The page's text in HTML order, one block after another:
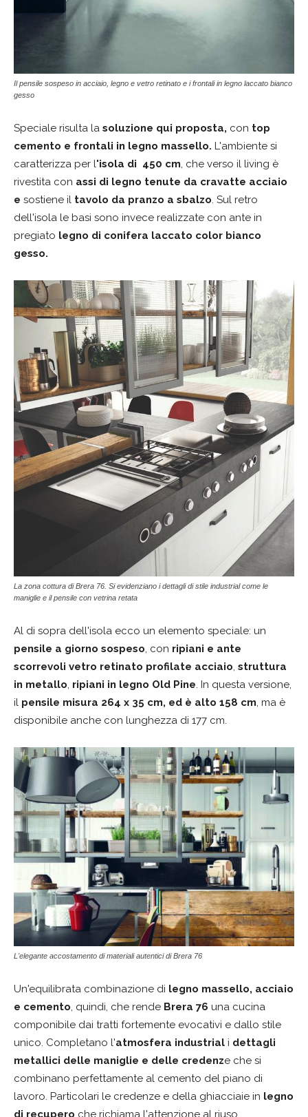
Il pensile sospeso in acciaio, legno e vetro retinato e i frontali in legno laccato bianco
gesso
Speciale risulta la soluzione qui proposta, con top
cemento e frontali in legno massello. L'ambiente si
caratterizza per l'isola di 450 cm, che verso il living è
rivestita con assi di legno tenute da cravatte acciaio
e sostiene il tavolo da pranzo a sbalzo. Sul retro
dell'isola le basi sono invece realizzate con ante in
pregiato legno di conifera laccato color bianco
gesso.
La zona cottura di Brera 76. Si evidenziano i dettagli di stile industrial come le
maniglie e il pensile con vetrina retata
Al di sopra dell'isola ecco un elemento speciale: un
pensile a giorno sospeso, con ripiani e ante
scorrevoli vetro retinato profilate acciaio, struttura
in metallo, ripiani in legno Old Pine. In questa versione,
il pensile misura 264 x 35 cm, ed è alto 158 cm, ma è
disponibile anche con lunghezza di 177 cm.
L'elegante accostamento di materiali autentici di Brera 76
Un'equilibrata combinazione di legno massello, acciaio
e cemento, quindi, che rende Brera 76 una cucina
componibile dai tratti fortemente evocativi e dallo stile
unico. Completano l'atmosfera industrial i dettagli
metallici delle maniglie e delle credenze che si
combinano perfettamente al cemento del piano di
lavoro. Particolari le credenze e della ghiacciaie in legno
di recupero che richiama l'attenzione al riuso.